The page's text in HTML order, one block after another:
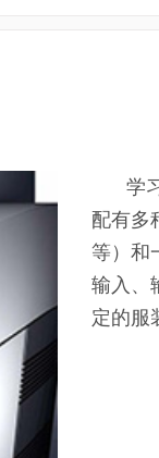
学
配有多
等）和
输入、
定的服